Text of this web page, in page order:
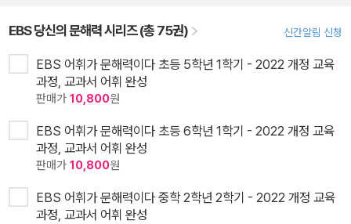
EBS 당신의 문해력 시리즈 (총 75권) 신간알림 신청
EBS 어휘가 문해력이다 초등 5학년 1학기 - 2022 개정 교육
과정, 교과서 어휘 완성
판매가 10,800원
EBS 어휘가 문해력이다 초등 6학년 1학기 - 2022 개정 교육
과정, 교과서 어휘 완성
판매가 10,800원
EBS 어휘가 문해력이다 중학 2학년 2학기 - 2022 개정 교육
과정, 교과서 어휘 완성